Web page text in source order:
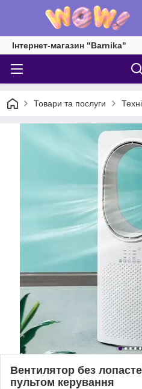
Інтернет-магазин "Barnika"
Товари та послуги
Вентилятор без
пультом керування